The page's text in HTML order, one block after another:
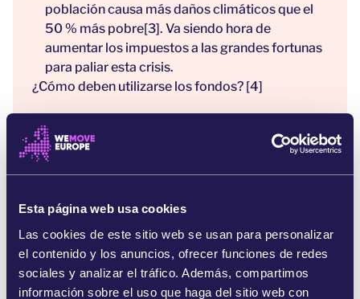
Esta página web usa cookies
Las cookies de este sitio web se usan para personalizar
el contenido y los anuncios, ofrecer funciones de redes
sociales y analizar el tráfico. Además, compartimos
información sobre el uso que haga del sitio web con
población causa más daños climáticos que el
50 % más pobre[3]. Va siendo hora de
aumentar los impuestos a las grandes fortunas
para paliar esta crisis.
¿Cómo deben utilizarse los fondos? [4]
Además de ayudar a la población europea, los
fondos procedentes de los nuevos impuestos y
tasas deben ayudar a los países del Sur Global a
combatir el cambio climático. En la última
Gobiernos de todo el mundo acordaron crear un
fondo de «pérdidas y daños» para ayudar a las
personas a reconstruir su vida tras inundaciones,
sequías u otros desastres climáticos.